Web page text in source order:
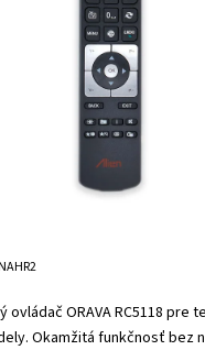
ovládač ORAVA RC5118 pre
Okamžitá funkčnosť bez